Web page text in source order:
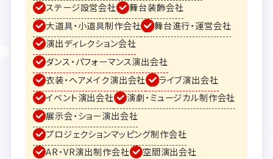
ステージ設営会社
舞台装飾会社
大道具・小道具制作会社
舞台進行・運営会社
演出ディレクション会社
ダンス・パフォーマンス演出会社
衣装・ヘアメイク演出会社
ライブ演出会社
イベント演出会社
演劇・ミュージカル制作会社
展示会・ショー演出会社
プロジェクションマッピング制作会社
AR・VR演出制作会社
空間演出会社